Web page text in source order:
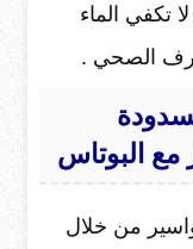
تكفي الماء
الصحي .
مع البوتاس
من خلال